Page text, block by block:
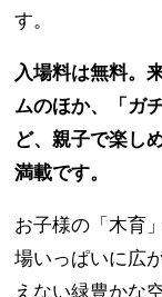
す。
入場料は無料。
ムのほか、「ガ
ど、親子で楽し
満載です。
お子様の「木育
場いっぱいに広
えない緑豊かな